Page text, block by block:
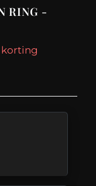
RING -
korting